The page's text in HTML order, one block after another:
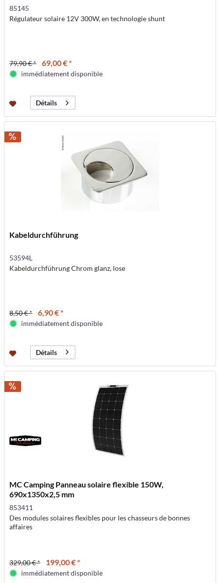
85145
Régulateur solaire 12V 300W, en technologie shunt
79,90 € * 69,00 € *
immédiatement disponible
Détails
Kabeldurchführung
53594L
Kabeldurchführung Chrom glanz, lose
8,50 € * 6,90 € *
immédiatement disponible
Détails
MC Camping Panneau solaire flexible 150W,
690x1350x2,5 mm
853411
Des modules solaires flexibles pour les chasseurs de bonnes
affaires
329,00 € * 199,00 € *
immédiatement disponible